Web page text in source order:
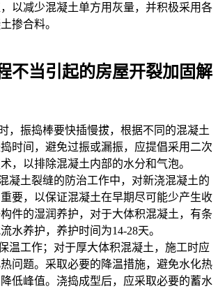
以减少混凝土单方用灰量，并积极采用各
掺合料。
不当引起的房屋开裂加固解
，振捣棒要快插慢拔，根据不同的混凝土
时间，避免过振或漏振，应提倡采用二次
，以排除混凝土内部的水分和气泡。
凝土裂缝的防治工作中，对新浇混凝土的
要，以保证混凝土在早期尽可能少产生收
件的湿润养护，对于大体积混凝土，有条
水养护，养护时间为14-28天。
温工作；对于厚大体积混凝土，施工时应
问题。采取必要的降温措施，避免水化热
低峰值。浇捣成型后，应采取必要的蓄水